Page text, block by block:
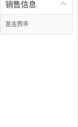

销售信息
基金费率